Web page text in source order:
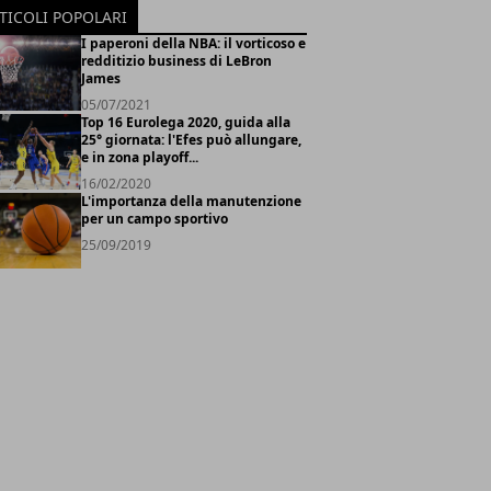
POPOLARI
I paperoni della NBA: il vorticoso e
redditizio business di LeBron
James
05/07/2021
Top 16 Eurolega 2020, guida alla
25° giornata: l'Efes può allungare,
e in zona playoff...
16/02/2020
L'importanza della manutenzione
per un campo sportivo
25/09/2019